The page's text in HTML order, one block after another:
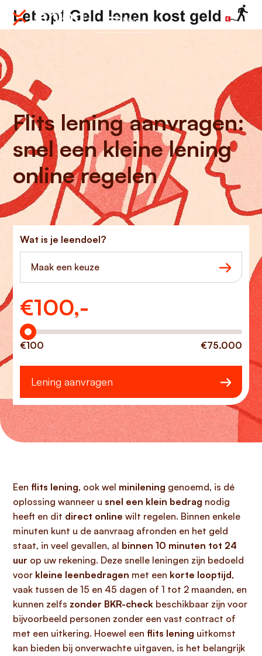
Menu
Flits lening aanvragen:
snel een kleine lening
online regelen
Wat is je leendoel?
Maak een keuze
€100,-
Hoeveel wilt u lenen?
€100 €75.000
Lening aanvragen
Een flits lening, ook wel minilening genoemd, is dé
oplossing wanneer u snel een klein bedrag nodig
heeft en dit direct online wilt regelen. Binnen enkele
minuten kunt u de aanvraag afronden en het geld
staat, in veel gevallen, al binnen 10 minuten tot 24
uur op uw rekening. Deze snelle leningen zijn bedoeld
voor kleine leenbedragen met een korte looptijd,
vaak tussen de 15 en 45 dagen of 1 tot 2 maanden, en
kunnen zelfs zonder BKR-check beschikbaar zijn voor
bijvoorbeeld personen zonder een vast contract of
met een uitkering. Hoewel een flits lening uitkomst
kan bieden bij onverwachte uitgaven, is het belangrijk